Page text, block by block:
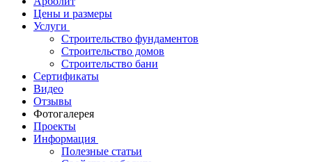
Цены и размеры
Услуги
Строительство фундаментов
Строительство домов
Строительство бани
Сертификаты
Видео
Отзывы
Фотогалерея
Проекты
Информация
Полезные статьи